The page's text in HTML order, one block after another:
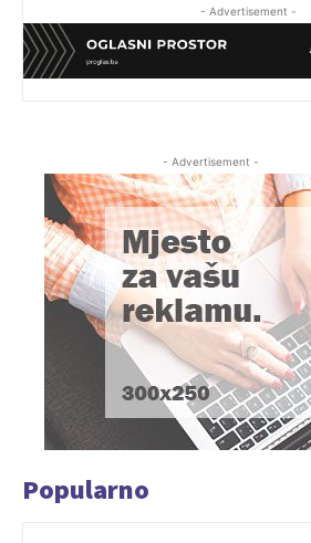
- Advertisement -
- Advertisement -
Popularno